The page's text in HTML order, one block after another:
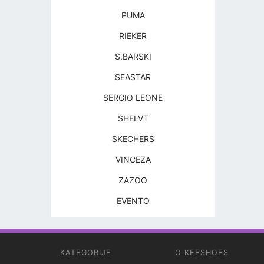
PUMA
RIEKER
S.BARSKI
SEASTAR
SERGIO LEONE
SHELVT
SKECHERS
VINCEZA
ZAZOO
EVENTO
KATEGORIJE O KEESHOES